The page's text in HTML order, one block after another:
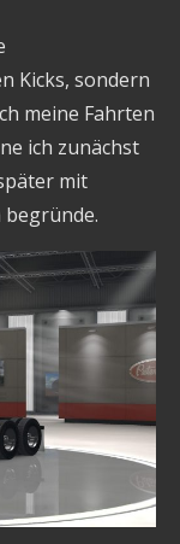
Kicks, sondern
meine Fahrten
ich zunächst
mit